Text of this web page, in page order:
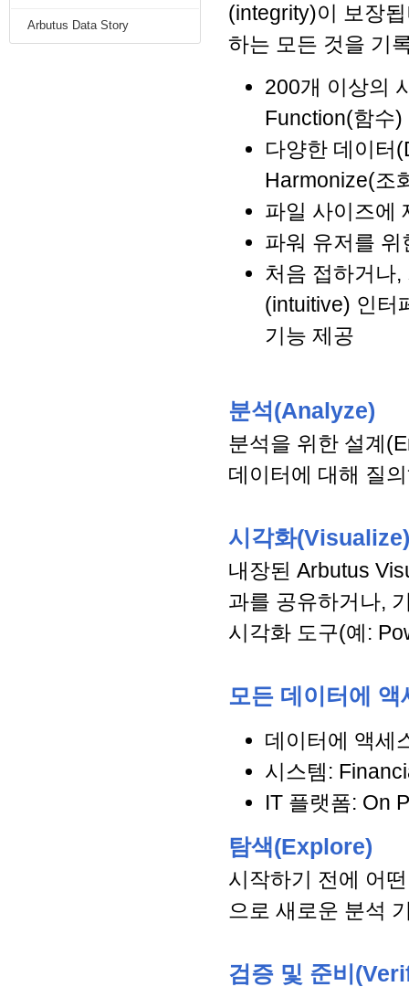
Arbutus Data Story
(integrity)이 보장
하는 모든 것을 기
200개 이상의
Function(함수
다양한 데이터
Harmonize(조
파일 사이즈에
파워 유저를
처음 접하거나
(intuitive) 인터
기능 제공
분석(Analyze)
분석을 위한 설계
데이터에 대해 질
시각화(Visualize)
내장된 Arbutus
과를 공유하거나,
시각화 도구(예:
모든 데이터에
데이터에 액세
시스템:
IT 플랫폼: On
탐색(Explore)
시작하기 전에 어
으로 새로운 분석
검증 및 준비